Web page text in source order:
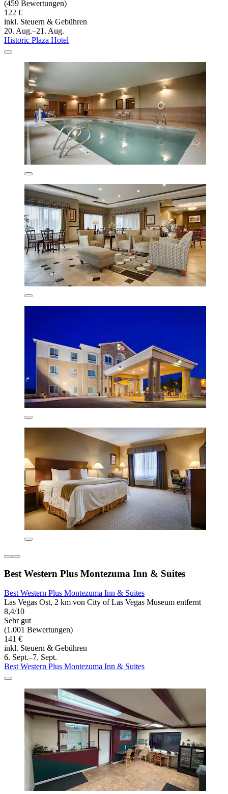
(459 Bewertungen)
122 €
inkl. Steuern & Gebühren
20. Aug.–21. Aug.
Historic Plaza Hotel
Best Western Plus Montezuma Inn & Suites
Best Western Plus Montezuma Inn & Suites
Las Vegas Ost, 2 km von City of Las Vegas Museum entfernt
8,4/10
Sehr gut
(1.001 Bewertungen)
141 €
inkl. Steuern & Gebühren
6. Sept.–7. Sept.
Best Western Plus Montezuma Inn & Suites